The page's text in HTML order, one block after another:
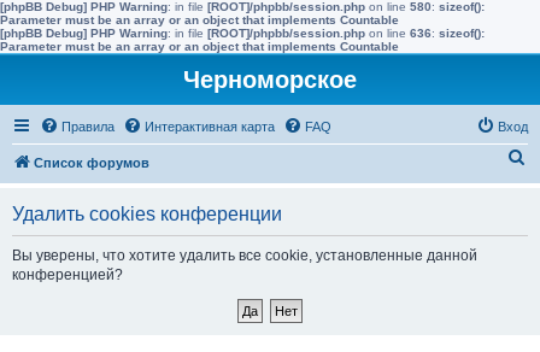
[phpBB Debug] PHP Warning: in file [ROOT]/phpbb/session.php on line 580: sizeof():
Parameter must be an array or an object that implements Countable
[phpBB Debug] PHP Warning: in file [ROOT]/phpbb/session.php on line 636: sizeof():
Parameter must be an array or an object that implements Countable
Черноморское
Правила Интерактивная карта FAQ Вход
Список форумов
Удалить cookies конференции
Вы уверены, что хотите удалить все cookie, установленные данной
конференцией?